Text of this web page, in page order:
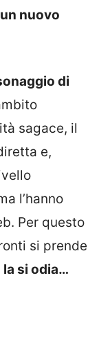
nuovo
di
sagace, il
e,
l’hanno
Per questo
si prende
la si odia…